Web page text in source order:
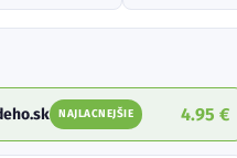
NAJLACNEJŠIE 4.95 €